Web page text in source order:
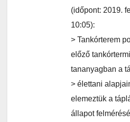
(időpont: 2019.
10:05):
> Tankórterem
előző tankórtermi
tananyagban a
> élettani
elemeztük a
állapot